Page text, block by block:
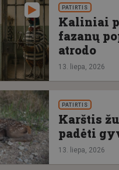
PATIRTIS
Kaliniai
fazanų
atrodo
13. liepa, 2026
PATIRTIS
Karštis
padėti
13. liepa, 2026